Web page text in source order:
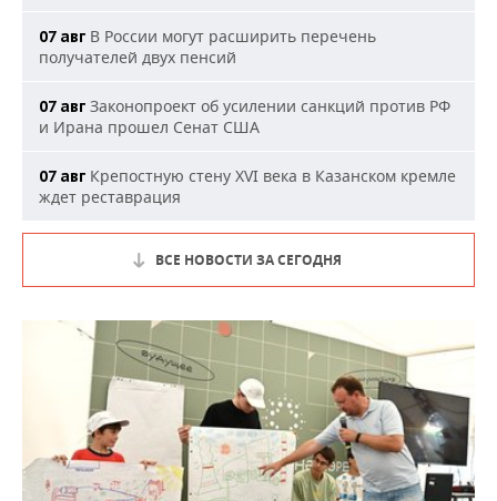
07 авг В России могут расширить перечень
получателей двух пенсий
07 авг Законопроект об усилении санкций против РФ
и Ирана прошел Сенат США
07 авг Крепостную стену XVI века в Казанском кремле
ждет реставрация
ВСЕ НОВОСТИ ЗА СЕГОДНЯ